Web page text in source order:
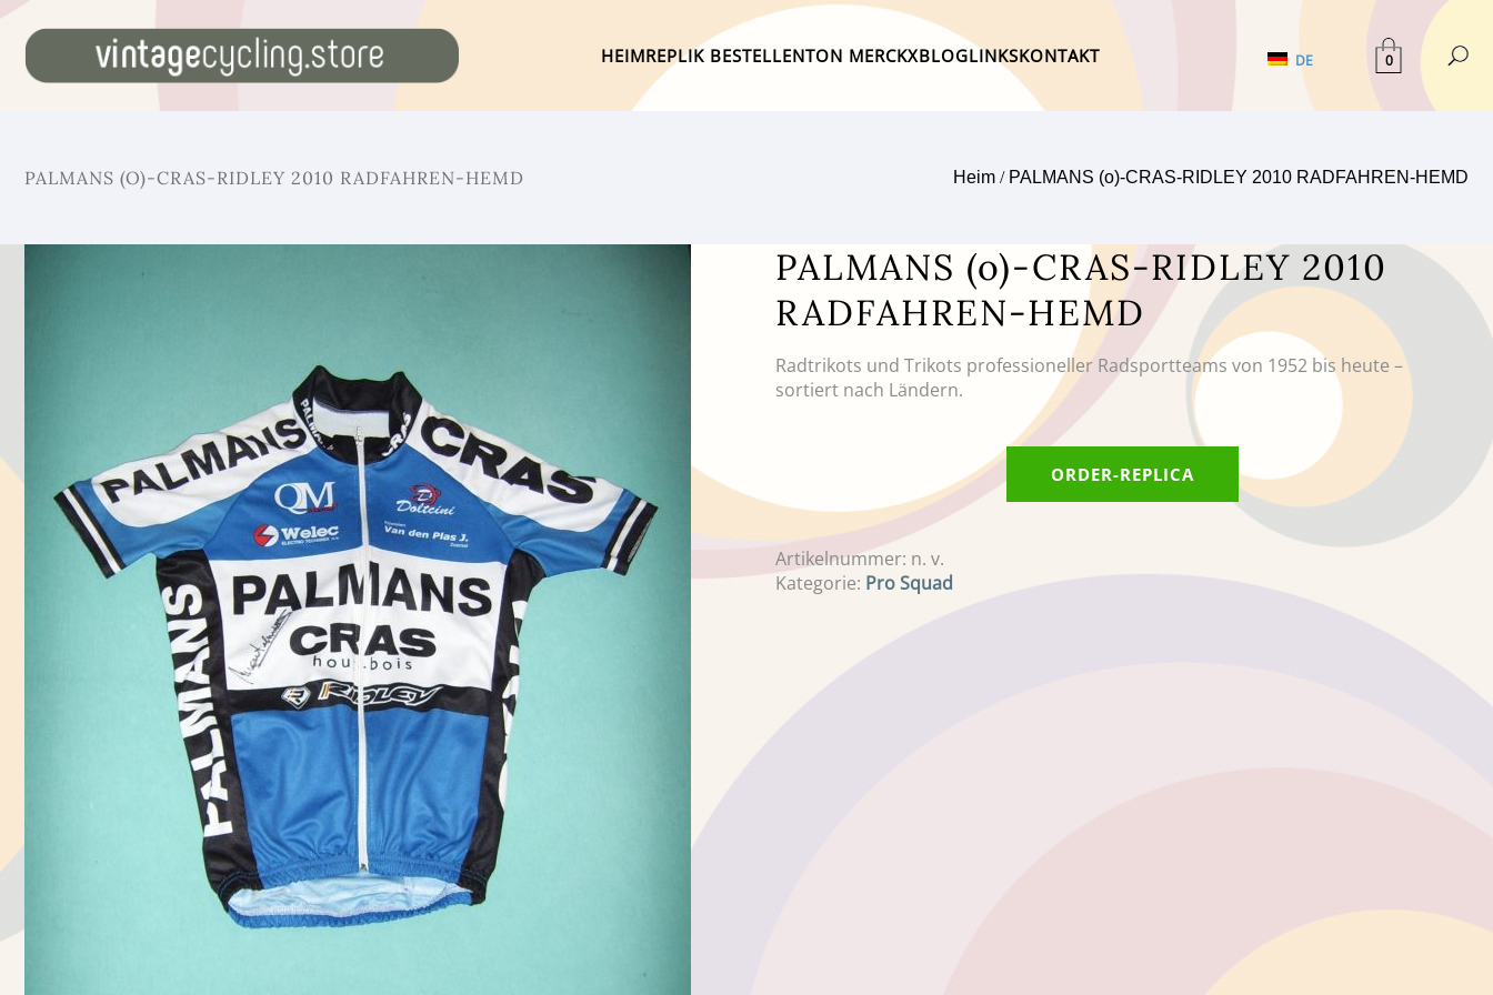
HEIMREPLIK BESTELLENTON MERCKXBLOGLINKSKONTAKT DE 0
PALMANS (O)-CRAS-RIDLEY 2010 RADFAHREN-HEMD Heim / PALMANS (o)-CRAS-RIDLEY 2010 RADFAHREN-HEMD
PALMANS (o)-CRAS-RIDLEY 2010
RADFAHREN-HEMD
Radtrikots und Trikots professioneller Radsportteams von 1952 bis heute –
sortiert nach Ländern.
ORDER-REPLICA
Artikelnummer: n. v.
Kategorie: Pro Squad